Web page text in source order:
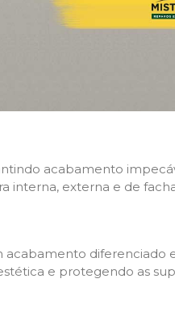
acabamento
interna, externa e de
diferenciado
e protegendo as